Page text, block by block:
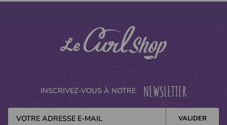
INSCRIVEZ-VOUS À NOTRE NEWSLETTER